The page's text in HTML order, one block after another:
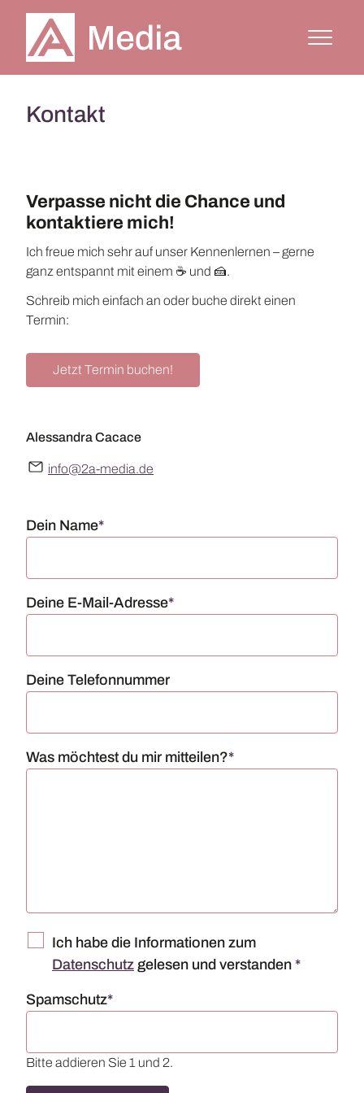
Kontakt
Verpasse nicht die Chance und
kontaktiere mich!
Ich freue mich sehr auf unser Kennenlernen – gerne
ganz entspannt mit einem ☕ und 🍰.
Schreib mich einfach an oder buche direkt einen
Termin:
Jetzt Termin buchen!
Alessandra Cacace
info@2a-media.de
Pflichtfeld
Dein Name*
Pflichtfeld
Deine E-Mail-Adresse*
Deine Telefonnummer
Pflichtfeld
Was möchtest du mir mitteilen?*
Ich habe die Informationen zum
Datenschutz gelesen und verstanden *
Pflichtfeld
Spamschutz*
Bitte addieren Sie 1 und 2.